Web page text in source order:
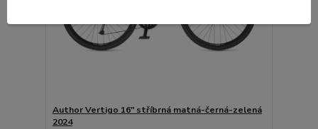
Author Vertigo 16" stříbrná matná-černá-zelená
2024